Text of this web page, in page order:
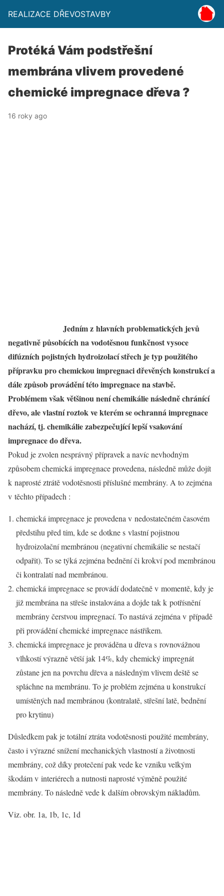
REALIZACE DŘEVOSTAVBY
Protéká Vám podstřešní
membrána vlivem provedené
chemické impregnace dřeva ?
16 roky ago
Jedním z hlavních problematických jevů
negativně působících na vodotěsnou funkčnost vysoce
difúzních pojistných hydroizolací střech je typ použitého
přípravku pro chemickou impregnaci dřevěných konstrukcí a
dále způsob provádění této impregnace na stavbě.
Problémem však většinou není chemikálie následně chránící
dřevo, ale vlastní roztok ve kterém se ochranná impregnace
nachází, tj. chemikálie zabezpečující lepší vsakování
impregnace do dřeva.
Pokud je zvolen nesprávný přípravek a navíc nevhodným
způsobem chemická impregnace provedena, následně může dojít
k naprosté ztrátě vodotěsnosti příslušné membrány. A to zejména
v těchto případech :
chemická impregnace je provedena v nedostatečném časovém
předstihu před tím, kde se dotkne s vlastní pojistnou
hydroizolační membránou (negativní chemikálie se nestačí
odpařit). To se týká zejména bednění či krokví pod membránou
či kontralatí nad membránou.
chemická impregnace se provádí dodatečně v momentě, kdy je
již membrána na střeše instalována a dojde tak k potřísnění
membrány čerstvou impregnací. To nastává zejména v případě
při provádění chemické impregnace nástřikem.
chemická impregnace je prováděna u dřeva s rovnovážnou
vlhkostí výrazně větší jak 14%, kdy chemický impregnát
zůstane jen na povrchu dřeva a následným vlivem deště se
spláchne na membránu. To je problém zejména u konstrukcí
umístěných nad membránou (kontralatě, střešní latě, bednění
pro krytinu)
Důsledkem pak je totální ztráta vodotěsnosti použité membrány,
často i výrazné snížení mechanických vlastností a životnosti
membrány, což díky protečení pak vede ke vzniku velkým
škodám v interiérech a nutnosti naprosté výměně použité
membrány. To následně vede k dalším obrovským nákladům.
Viz. obr. 1a, 1b, 1c, 1d